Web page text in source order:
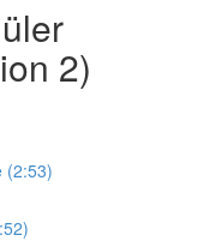
2)
(2:53)